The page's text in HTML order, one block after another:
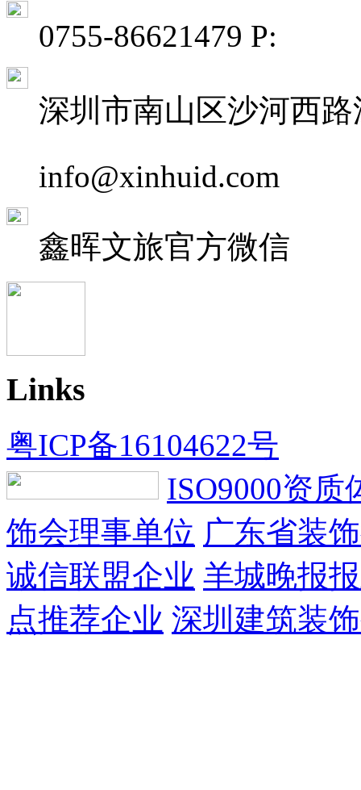
0755-86621479 P:
深圳市南山区沙河西
info@xinhuid.com
鑫晖文旅官方微信
Links
粤ICP备16104622号
ISO9000资质
饰会理事单位 广东省装
诚信联盟企业 羊城晚报
点推荐企业 深圳建筑装